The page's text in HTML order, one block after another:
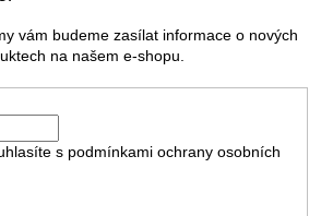
vám budeme zasílat informace o nových
na našem e-shopu.
s podmínkami ochrany osobních